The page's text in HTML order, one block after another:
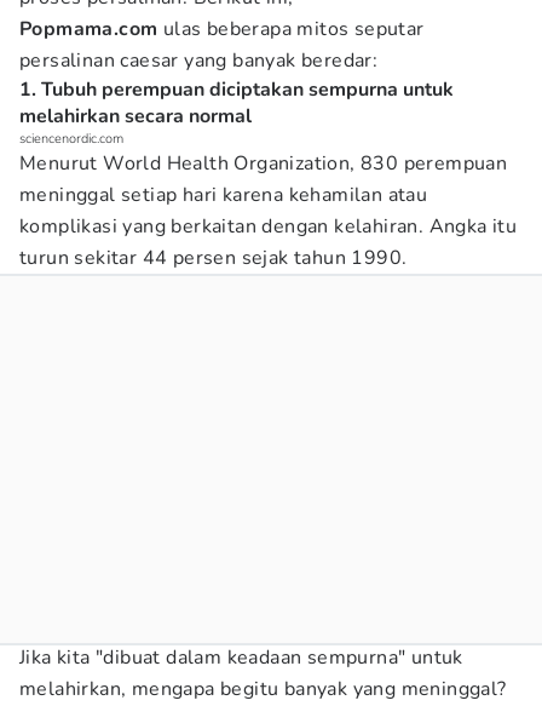
Popmama.com ulas beberapa mitos seputar
persalinan caesar yang banyak beredar:
1. Tubuh perempuan diciptakan sempurna untuk
melahirkan secara normal
sciencenordic.com
Menurut World Health Organization, 830 perempuan
meninggal setiap hari karena kehamilan atau
komplikasi yang berkaitan dengan kelahiran. Angka itu
turun sekitar 44 persen sejak tahun 1990.
Jika kita "dibuat dalam keadaan sempurna" untuk
melahirkan, mengapa begitu banyak yang meninggal?